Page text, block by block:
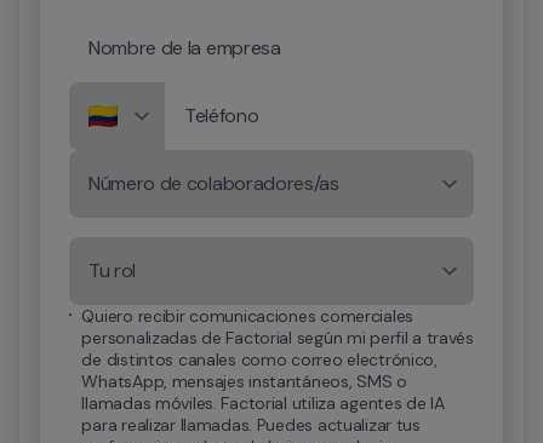
Nombre de la empresa
Teléfono
Número de colaboradores/as
Tu rol
Quiero recibir comunicaciones comerciales
personalizadas de Factorial según mi perfil a través
de distintos canales como correo electrónico,
WhatsApp, mensajes instantáneos, SMS o
llamadas móviles. Factorial utiliza agentes de IA
para realizar llamadas. Puedes actualizar tus